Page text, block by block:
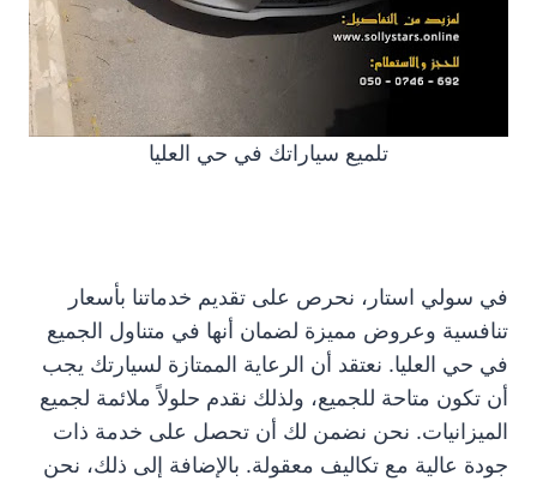
تلميع سياراتك في حي العليا
في سولي استار، نحرص على تقديم خدماتنا بأسعار
تنافسية وعروض مميزة لضمان أنها في متناول الجميع
في حي العليا. نعتقد أن الرعاية الممتازة لسيارتك يجب
أن تكون متاحة للجميع، ولذلك نقدم حلولاً ملائمة لجميع
الميزانيات. نحن نضمن لك أن تحصل على خدمة ذات
جودة عالية مع تكاليف معقولة. بالإضافة إلى ذلك، نحن